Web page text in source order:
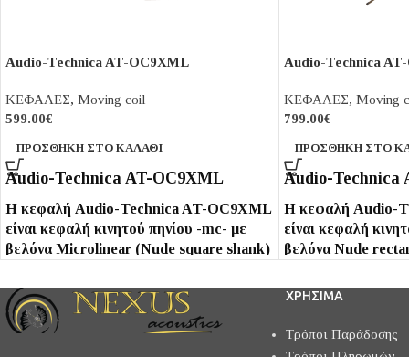
Audio-Technica AT-OC9XML
ΚΕΦΑΛΕΣ, Moving coil
599.00€
ΠΡΟΣΘΉΚΗ ΣΤΟ ΚΑΛΆΘΙ
Audio-Technica AT-OC9XML
Η κεφαλή Audio-Technica AT-OC9XML
είναι κεφαλή κινητού πηνίου -mc- με
βελόνα Microlinear (Nude square shank)
διαχωρισμό καναλιών 27 dB (1 kHz) και
απόκριση συχνότητας 20 - 47,000 Hz.
Audio-Technica
ΚΕΦΑΛΕΣ, Moving
799.00€
ΠΡΟΣΘΉΚΗ ΣΤΟ
Audio-Technica
Η κεφαλή Audio-
είναι κεφαλή
βελόνα Nude
καναλιών 28 dB (1
ΧΡΗΣΙΜΑ
Τρόποι Παράδοσης